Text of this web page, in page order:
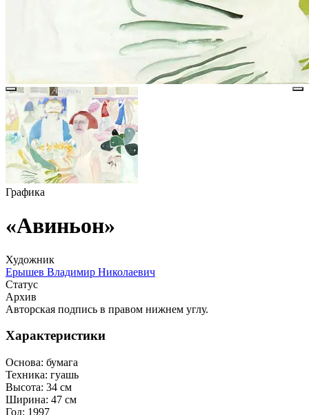
Графика
«Авиньон»
Художник
Ерышев Владимир Николаевич
Статус
Архив
Авторская подпись в правом нижнем углу.
Характеристики
Основа: бумага
Техника: гуашь
Высота: 34 см
Ширина: 47 см
Год: 1997